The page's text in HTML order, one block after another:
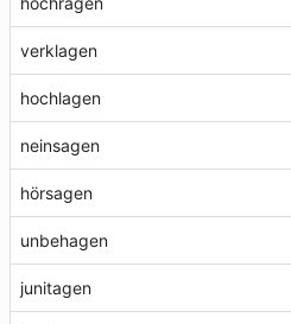
verklagen
hochlagen
neinsagen
hörsagen
unbehagen
junitagen